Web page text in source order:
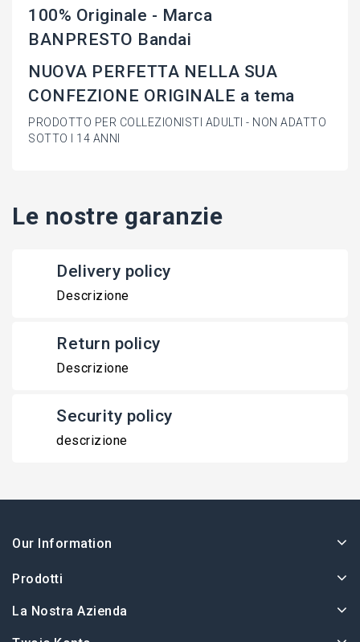
100% Originale - Marca
BANPRESTO Bandai
NUOVA PERFETTA NELLA SUA
CONFEZIONE ORIGINALE a tema
PRODOTTO PER COLLEZIONISTI ADULTI - NON ADATTO
SOTTO I 14 ANNI
Le nostre garanzie
Delivery policy
Descrizione
Return policy
Descrizione
Security policy
descrizione
Our Information
Prodotti
La Nostra Azienda